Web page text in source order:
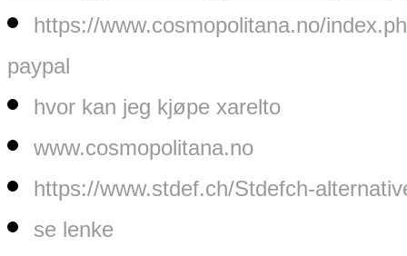
https://www.cosmopolitana.no/
paypal
hvor kan jeg kjøpe xarelto
www.cosmopolitana.no
https://www.stdef.ch/Stdefch-
se lenke